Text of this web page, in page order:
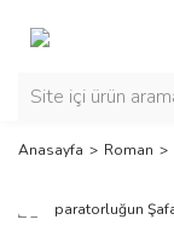
Anasayfa Roman